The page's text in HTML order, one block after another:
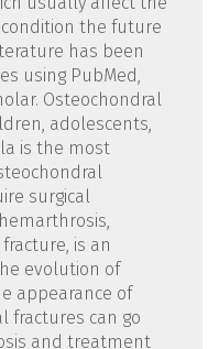
the future
has been
using PubMed,
Osteochondral
adolescents,
is the most
surgical
is an
evolution of
appearance of
fractures can go
and treatment